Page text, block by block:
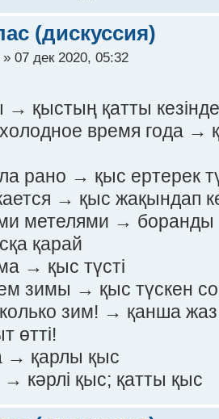
(дискуссия)
» 07 дек 2020, 05:32
→ қыстың қатты кезінде
время года →
рано → қыс ертерек
→ қыс жақындап
метелями → боранды
қарай
→ қыс түсті
зимы → қыс түскен
зим! → қанша
өтті!
→ қарлы қыс
кәрлі қыс; қатты қыс